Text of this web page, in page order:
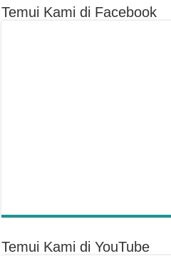
Temui Kami di Facebook
Temui Kami di YouTube